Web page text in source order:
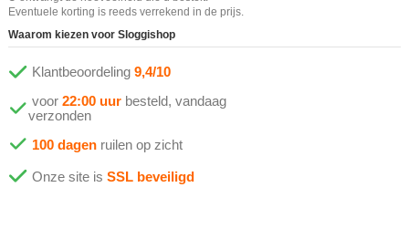
Eventuele korting is reeds verrekend in de prijs.
Waarom kiezen voor Sloggishop
Klantbeoordeling 9,4/10
voor 22:00 uur besteld, vandaag
verzonden
100 dagen ruilen op zicht
Onze site is SSL beveiligd